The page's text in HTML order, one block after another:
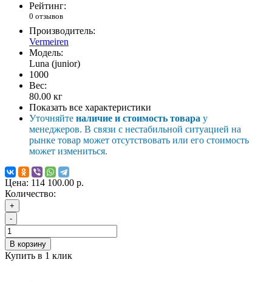
Рейтинг:
0 отзывов
Производитель:
Vermeiren
Модель:
Luna (junior)
1000
Вес:
80.00 кг
Показать все характеристики
Уточняйте наличие и стоимость товара у
менеджеров. В связи с нестабильной ситуацией на
рынке товар может отсутствовать или его стоимость
может измениться.
Цена: 114 100.00 р.
Количество:
+
-
В корзину
Купить в 1 клик